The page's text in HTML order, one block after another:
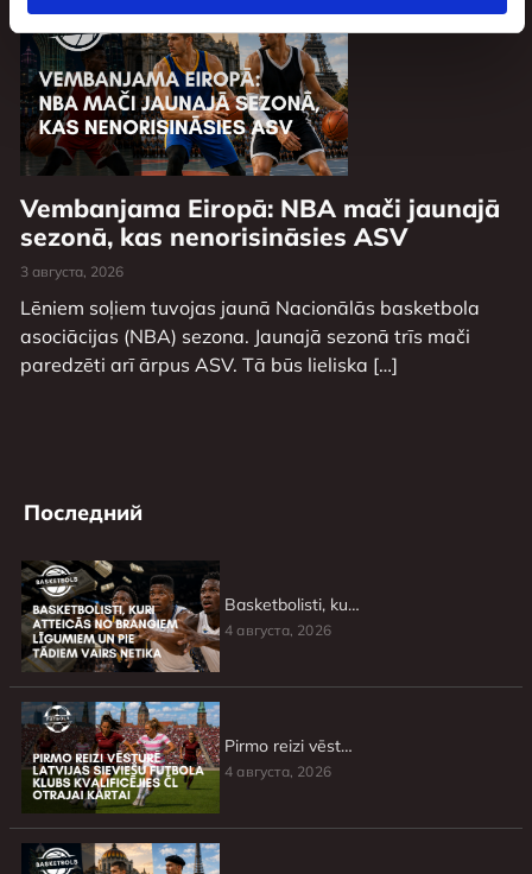
Vembanjama Eiropā: NBA mači jaunajā
sezonā, kas nenorisināsies ASV
3 августа, 2026
Lēniem soļiem tuvojas jaunā Nacionālās basketbola
asociācijas (NBA) sezona. Jaunajā sezonā trīs mači
paredzēti arī ārpus ASV. Tā būs lieliska […]
Последний
Basketbolisti, kuri atteicās no brangiem līgumiem un pie tādiem vairs netika
4 августа, 2026
Pirmo reizi vēsturē Latvijas sieviešu futbola klubs kvalificējies ČL otrajai kārtai
4 августа, 2026